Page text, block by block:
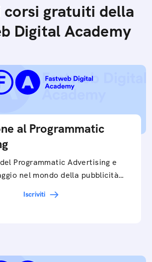
corsi gratuiti della
Digital Academy
al Programmatic
Programmatic Advertising e
nel mondo della pubblicità
Iscriviti